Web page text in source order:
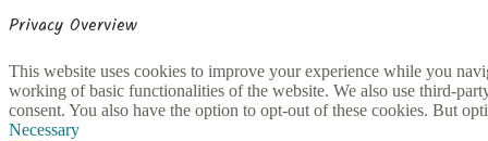
Privacy Overview
This website uses cookies to improve your experience while you
working of basic functionalities of the website. We also use third-
consent. You also have the option to opt-out of these cookies. But
Necessary